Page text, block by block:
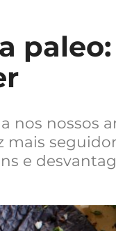
nos nossos
mais
e